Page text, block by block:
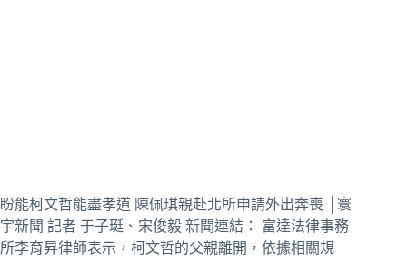
盼能柯文哲能盡孝道 陳佩琪親赴北所申請外出奔喪 │寰
宇新聞 記者 于子珽、宋俊毅 新聞連結： 富達法律事務
所李育昇律師表示，柯文哲的父親離開，依據相關規